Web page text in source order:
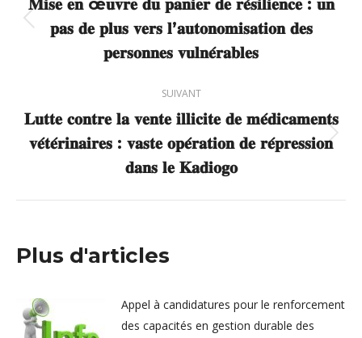
Article
précédent
𝐌𝐢𝐬𝐞 𝐞𝐧 œ𝐮𝐯𝐫𝐞 𝐝𝐮 𝐩𝐚𝐧𝐢𝐞𝐫 𝐝𝐞 𝐫𝐞́𝐬𝐢𝐥𝐢𝐞𝐧𝐜𝐞 : 𝐮𝐧
𝐩𝐚𝐬 𝐝𝐞 𝐩𝐥𝐮𝐬 𝐯𝐞𝐫𝐬 𝐥’𝐚𝐮𝐭𝐨𝐧𝐨𝐦𝐢𝐬𝐚𝐭𝐢𝐨𝐧 𝐝𝐞𝐬
𝐩𝐞𝐫𝐬𝐨𝐧𝐧𝐞𝐬 𝐯𝐮𝐥𝐧𝐞́𝐫𝐚𝐛𝐥𝐞𝐬
SUIVANT
Article
suivant
𝐋𝐮𝐭𝐭𝐞 𝐜𝐨𝐧𝐭𝐫𝐞 𝐥𝐚 𝐯𝐞𝐧𝐭𝐞 𝐢𝐥𝐥𝐢𝐜𝐢𝐭𝐞 𝐝𝐞 𝐦𝐞́𝐝𝐢𝐜𝐚𝐦𝐞𝐧𝐭𝐬
𝐯𝐞́𝐭𝐞́𝐫𝐢𝐧𝐚𝐢𝐫𝐞𝐬 : 𝐯𝐚𝐬𝐭𝐞 𝐨𝐩𝐞́𝐫𝐚𝐭𝐢𝐨𝐧 𝐝𝐞 𝐫𝐞́𝐩𝐫𝐞𝐬𝐬𝐢𝐨𝐧
𝐝𝐚𝐧𝐬 𝐥𝐞 𝐊𝐚𝐝𝐢𝐨𝐠𝐨
Plus d'articles
Appel à candidatures pour le renforcement
des capacités en gestion durable des